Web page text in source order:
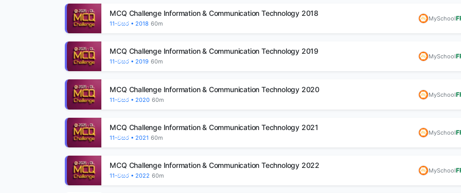
MCQ Challenge Information & Communication Technology 2018
11-වසර • 2018 60m
MySchool
MCQ Challenge Information & Communication Technology 2019
11-වසර • 2019 60m
MySchool
MCQ Challenge Information & Communication Technology 2020
11-වසර • 2020 60m
MySchool
MCQ Challenge Information & Communication Technology 2021
11-වසර • 2021 60m
MySchool
MCQ Challenge Information & Communication Technology 2022
11-වසර • 2022 60m
MySchool
🎓
Tuition class එක
manage කරන එක
පන්ති ගාස්තු, පැමිණීම, සහ
ලංකාවේ අංක එකේ
🎓
Tuition class
manage කරන
පන්ති ගාස්තු, පැමිණීම,